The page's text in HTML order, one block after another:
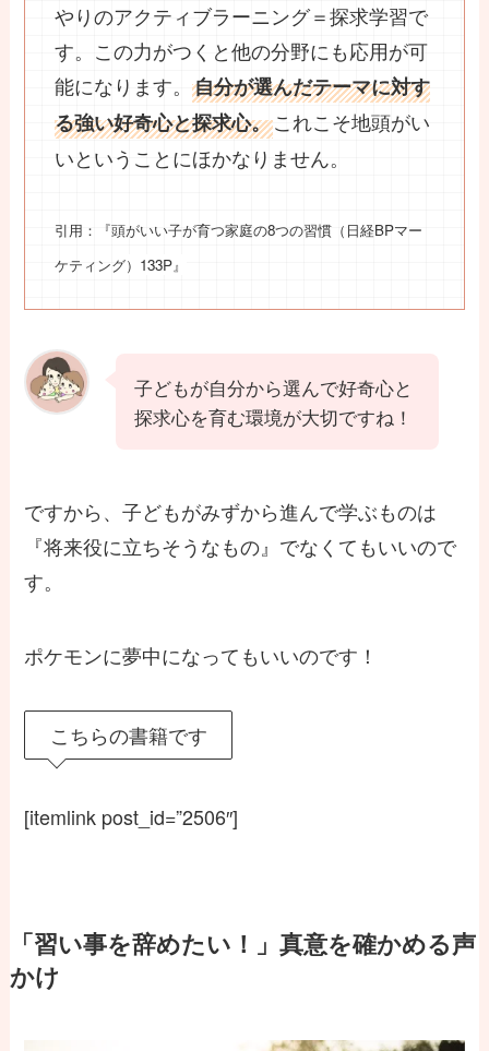
やりのアクティブラーニング＝探求学習で
す。この力がつくと他の分野にも応用が可
能になります。自分が選んだテーマに対す
る強い好奇心と探求心。これこそ地頭がい
いということにほかなりません。
引用：『頭がいい子が育つ家庭の8つの習慣（日経BPマー
ケティング）133P』
子どもが自分から選んで好奇心と
探求心を育む環境が大切ですね！
ですから、子どもがみずから進んで学ぶものは
『将来役に立ちそうなもの』でなくてもいいので
す。
ポケモンに夢中になってもいいのです！
こちらの書籍です
[itemlink post_id=”2506″]
「習い事を辞めたい！」真意を確かめる声
かけ